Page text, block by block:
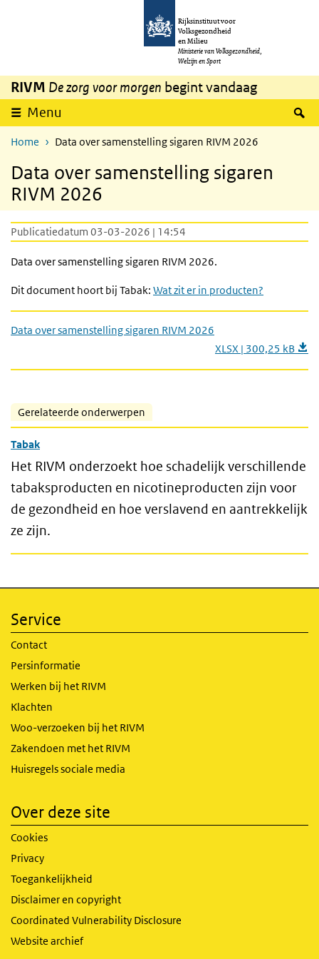
Overslaan en naar de inhoud gaan
Rijksinstituut voor
Volksgezondheid
en Milieu
Ministerie van Volksgezondheid,
Welzijn en Sport
RIVM De zorg voor morgen begint vandaag
Menu
Home Data over samenstelling sigaren RIVM 2026
Data over samenstelling sigaren
RIVM 2026
Publicatiedatum 03-03-2026 | 14:54
Data over samenstelling sigaren RIVM 2026.
Dit document hoort bij Tabak: Wat zit er in producten?
Data over samenstelling sigaren RIVM 2026
XLSX | 300,25 kB
Gerelateerde onderwerpen
Tabak
Het RIVM onderzoekt hoe schadelijk verschillende
tabaksproducten en nicotineproducten zijn voor
de gezondheid en hoe verslavend en aantrekkelijk
ze zijn.
Service
Contact
Persinformatie
Werken bij het RIVM
Klachten
Woo-verzoeken bij het RIVM
Zakendoen met het RIVM
Huisregels sociale media
Over deze site
Cookies
Privacy
Toegankelijkheid
Disclaimer en copyright
Coordinated Vulnerability Disclosure
Website archief